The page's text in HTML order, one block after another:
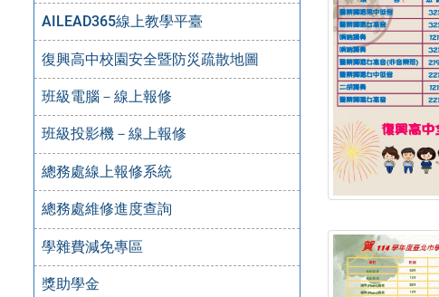
AILEAD365線上教學平臺
復興高中校園安全暨防災疏散地圖
班級電腦－線上報修
班級投影機－線上報修
總務處線上報修系統
總務處維修進度查詢
學雜費減免專區
獎助學金